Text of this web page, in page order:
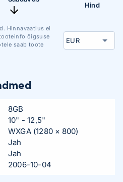
Hind
Hinnavaatlus ei
õigsuse
saab toote
8GB
10" - 12,5"
WXGA (1280 × 800)
Jah
Jah
2006-10-04